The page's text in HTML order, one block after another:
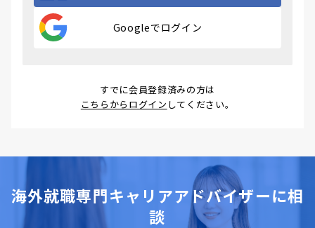
Googleでログイン
すでに会員登録済みの方は
こちらからログイン してください。
海外就職専門キャリアアドバイザーに相
談